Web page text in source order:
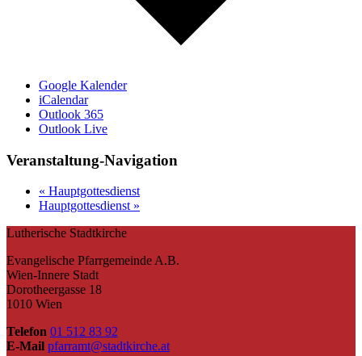
Google Kalender
iCalendar
Outlook 365
Outlook Live
Veranstaltung-Navigation
« Hauptgottesdienst
Hauptgottesdienst »
Lutherische Stadtkirche
Evangelische Pfarrgemeinde A.B.
Wien-Innere Stadt
Dorotheergasse 18
1010 Wien
Telefon 01 512 83 92
E-Mail pfarramt@stadtkirche.at